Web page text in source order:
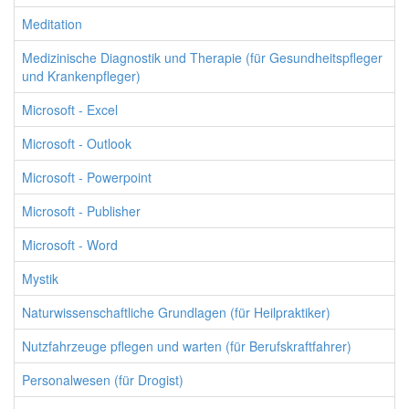
Meditation
Medizinische Diagnostik und Therapie (für Gesundheitspfleger
und Krankenpfleger)
Microsoft - Excel
Microsoft - Outlook
Microsoft - Powerpoint
Microsoft - Publisher
Microsoft - Word
Mystik
Naturwissenschaftliche Grundlagen (für Heilpraktiker)
Nutzfahrzeuge pflegen und warten (für Berufskraftfahrer)
Personalwesen (für Drogist)